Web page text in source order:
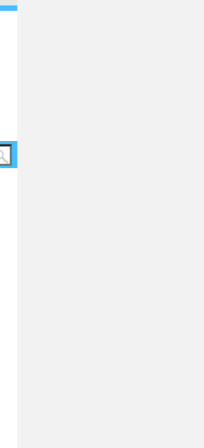
di Colombia